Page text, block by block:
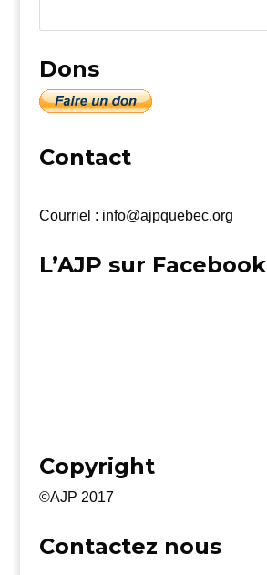
Dons
Contact
Courriel : info@ajpquebec.org
L’AJP sur Facebook
Copyright
©AJP 2017
Contactez nous